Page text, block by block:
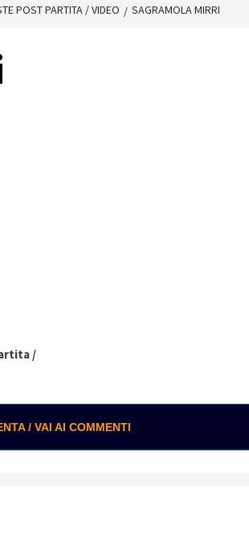
POST PARTITA / VIDEO SAGRAMOLA MIRRI
/
/ VAI AI COMMENTI